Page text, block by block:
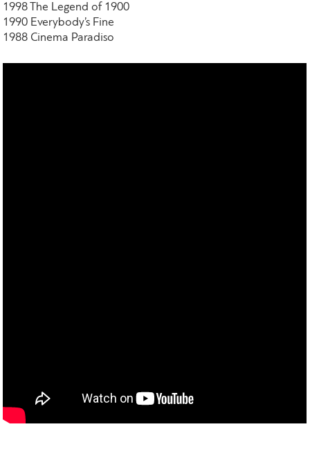
1998 The Legend of 1900
1990 Everybody’s Fine
1988 Cinema Paradiso